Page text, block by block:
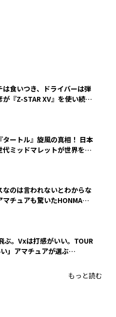
は食いつき、ドライバーは弾
が『Z-STAR XV』を使い続け
タートル』旋風の真相！ 日本
代ミッドマレットが世界を席
なのは言われないとわからな
マチュアも驚いたHONMA
ぶ。Vxは打感がいい。TOUR
」アマチュアが選ぶ
もっと読む